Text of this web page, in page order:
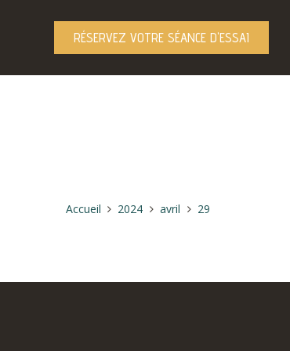
RÉSERVEZ VOTRE SÉANCE D'ESSAI
Accueil 2024 avril 29